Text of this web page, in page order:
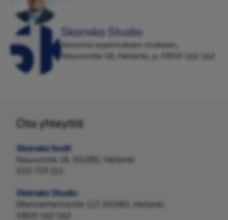
Skanska Studio
Avoinna sopimuksen mukaan,
Nauvontie 18, Helsinki, p. 0800 162 162
Ota yhteyttä
Skanska Kodit
Nauvontie 18, 00280, Helsinki
Skanska Studio
Mannerheimintie 117, 00280, Helsinki
0800 162 162